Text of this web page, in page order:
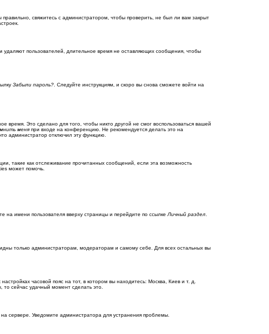
свяжитесь с администратором, чтобы проверить, не был ли вам закрыт
пользователей, длительное время не оставляющих сообщения, чтобы
Забыли пароль? . Следуйте инструкциям, и скоро вы снова сможете войти на
время. Это сделано для того, чтобы никто другой не смог воспользоваться вашей
меня при входе на конференцию. Не рекомендуется делать это на
администратор отключил эту функцию.
такие как отслеживание прочитанных сообщений, если эта возможность
может помочь.
на имени пользователя вверху страницы и перейдите по ссылке Личный раздел
только администраторам, модераторам и самому себе. Для всех остальных вы
часовой пояс на тот, в котором вы находитесь: Москва, Киев и т. д.
то сейчас удачный момент сделать это.
сервере. Уведомите администратора для устранения проблемы.